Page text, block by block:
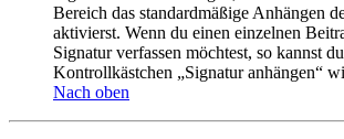
Bereich das standardmäßige Anhängen
aktivierst. Wenn du einen einzelnen
Signatur verfassen möchtest, so kannst
Kontrollkästchen „Signatur anhängen“
Nach oben